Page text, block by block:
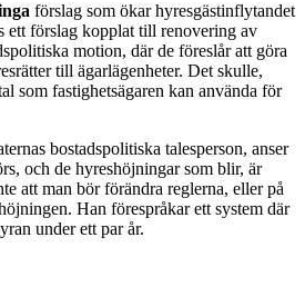
förslag som ökar hyresgästinflytandet
ett förslag kopplat till renovering av
motion, där de föreslår att göra
till ägarlägenheter. Det skulle,
som fastighetsägaren kan använda för
bostadspolitiska talesperson, anser
och de hyreshöjningar som blir, är
att man bör förändra reglerna, eller på
Han förespråkar ett system där
under ett par år.